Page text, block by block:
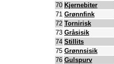
70 Kjernebiter
71 Grønnfink
72 Tornirisk
73 Gråsisik
74 Stillits
75 Grønnsisik
76 Gulspurv